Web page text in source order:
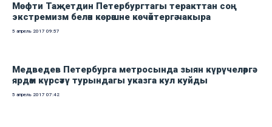
Мөфти Таҗетдин Петербургтагы теракттан соң
экстремизм белән көрәшне көчәйтергә чакыра
5 апрель 2017 09:57
Медведев Петербурга метросында зыян күрүчеләргә
ярдәм күрсәтү турындагы указга кул куйды
5 апрель 2017 07:42